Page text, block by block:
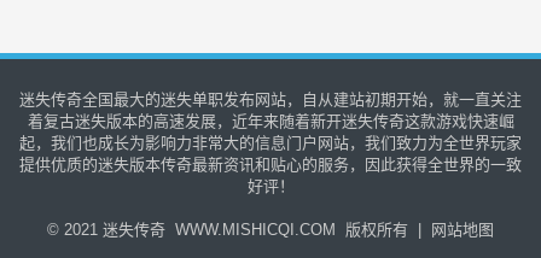
迷失传奇全国最大的迷失单职发布网站，自从建站初期开始，就一直关注
着复古迷失版本的高速发展，近年来随着新开迷失传奇这款游戏快速崛
起，我们也成长为影响力非常大的信息门户网站，我们致力为全世界玩家
提供优质的迷失版本传奇最新资讯和贴心的服务，因此获得全世界的一致
好评！
© 2021 迷失传奇 WWW.MISHICQI.COM 版权所有 | 网站地图